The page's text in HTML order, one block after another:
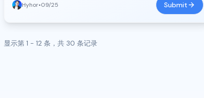
Hyhor•09/25 Submit
显示第 1 - 12 条，共 30 条记录